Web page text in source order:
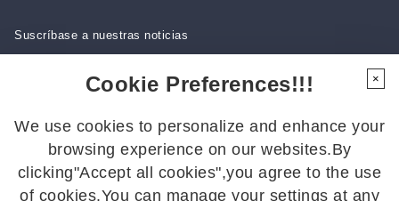
Suscríbase a nuestras noticias
Síguenos para estar al día de las últimas novedades:
Cookie Preferences!!!
We use cookies to personalize and enhance your
browsing experience on our websites.By
clicking"Accept all cookies",you agree to the use
of cookies.You can manage your settings at any
×